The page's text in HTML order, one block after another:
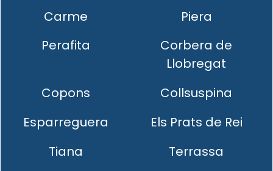
Carme
Piera
Perafita
Corbera de
Llobregat
Copons
Collsuspina
Esparreguera
Els Prats de Rei
Tiana
Terrassa